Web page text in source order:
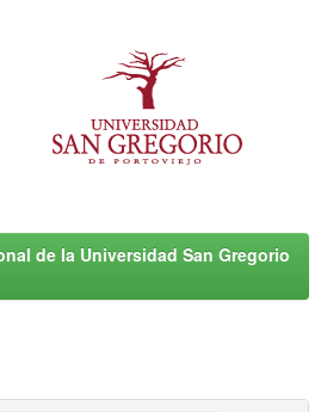
de la Universidad San Gregorio